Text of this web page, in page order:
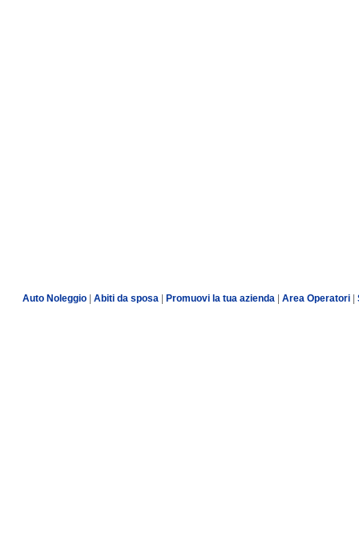
Auto Noleggio Abiti da sposa Promuovi la tua azienda Area Operatori